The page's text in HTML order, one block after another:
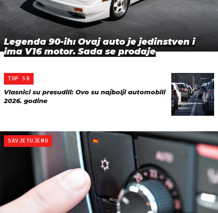
Legenda 90-ih: Ovaj auto je jedinstven i
ima V16 motor. Sada se prodaje
TOP 50
Vlasnici su presudili: Ovo su najbolji automobili
2026. godine
SAVJETUJEMO